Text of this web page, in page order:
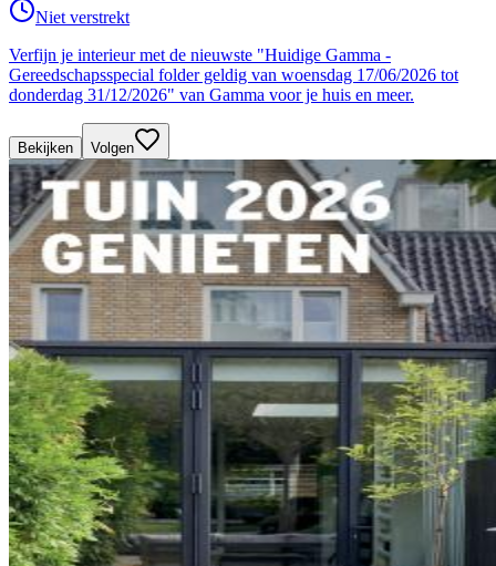
Niet verstrekt
Verfijn je interieur met de nieuwste "Huidige Gamma -
Gereedschapsspecial folder geldig van woensdag 17/06/2026 tot
donderdag 31/12/2026" van Gamma voor je huis en meer.
Bekijken Volgen